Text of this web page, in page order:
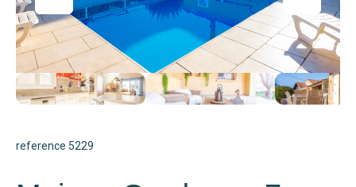
Nos Tarifs
Nos Biens Vendus
Notre City Guide
reference 5229